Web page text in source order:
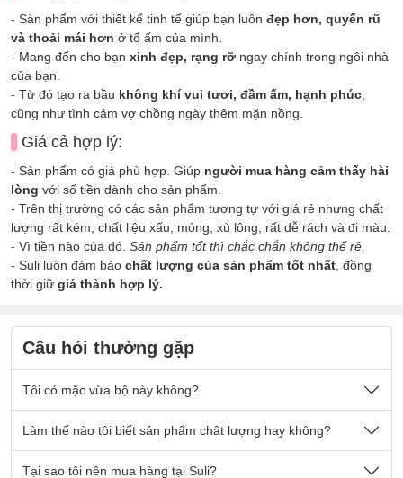
- Sản phẩm với thiết kế tinh tế giúp bạn luôn đẹp hơn, quyến rũ
và thoải mái hơn ở tổ ấm của mình.
- Mang đến cho bạn xinh đẹp, rạng rỡ ngay chính trong ngôi nhà
của bạn.
- Từ đó tạo ra bầu không khí vui tươi, đầm ấm, hạnh phúc
cũng như tình cảm vợ chồng ngày thêm mặn nồng.
Giá cả hợp lý:
- Sản phẩm có giá phù hợp. Giúp người mua hàng cảm thấy hài
lòng với số tiền dành cho sản phẩm.
- Trên thị trường có các sản phẩm tương tự với giá rẻ nhưng chất
lượng rất kém, chất liệu xấu, mỏng, xù lông, rất dễ rách và đi màu.
- Vì tiền nào của đó. Sản phẩm tốt thì chắc chắn không thể rẻ.
- Suli luôn đảm bảo chất lượng của sản phẩm tốt nhất , đồng
thời giữ giá thành hợp lý.
Câu hỏi thường gặp
Tôi có mặc vừa bộ này không?
Nếu quý khách có cân nặng nằm trong số kg ở mô tả sản
phẩm thì sẽ mặc vừa đẹp ạ.
Sản phẩm được thiết kế thoải mái phù hợp cho tất cả mọi
Làm thế nào tôi biết sản phẩm chât lượng hay không?
- Chất vải tại Suli luôn làchất vải loại 1 cao cấp
Tại sao tôi nên mua hàng tại Suli?